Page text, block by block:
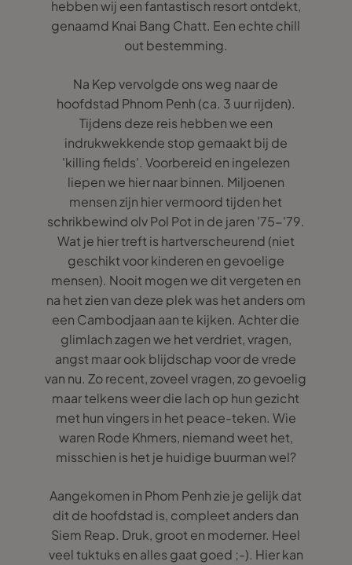
hebben wij een fantastisch resort ontdekt,
genaamd Knai Bang Chatt. Een echte chill
out bestemming.
Na Kep vervolgde ons weg naar de
hoofdstad Phnom Penh (ca. 3 uur rijden).
Tijdens deze reis hebben we een
indrukwekkende stop gemaakt bij de
'killing fields'. Voorbereid en ingelezen
liepen we hier naar binnen. Miljoenen
mensen zijn hier vermoord tijden het
schrikbewind olv Pol Pot in de jaren '75-'79.
Wat je hier treft is hartverscheurend (niet
geschikt voor kinderen en gevoelige
mensen). Nooit mogen we dit vergeten en
na het zien van deze plek was het anders om
een Cambodjaan aan te kijken. Achter die
glimlach zagen we het verdriet, vragen,
angst maar ook blijdschap voor de vrede
van nu. Zo recent, zoveel vragen, zo gevoelig
maar telkens weer die lach op hun gezicht
met hun vingers in het peace-teken. Wie
waren Rode Khmers, niemand weet het,
misschien is het je huidige buurman wel?
Aangekomen in Phom Penh zie je gelijk dat
dit de hoofdstad is, compleet anders dan
Siem Reap. Druk, groot en moderner. Heel
veel tuktuks en alles gaat goed ;-). Hier kan